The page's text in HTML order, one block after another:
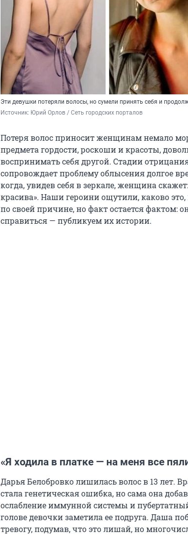
Эти девушки потеряли волосы, но сумели принять себя и
Источник: Юрий Орлов / Сеть городских порталов
Потеря волос приносит женщинам немало
предмета гордости, роскоши и красоты,
воспринимать себя другой. Стадии
сопровождает проблему облысения долгое
когда, увидев себя в зеркале, женщина
красива». Наши героини ощутили, каково
по своей причине, но факт остается фактом:
справиться — публикуем их истории.
«Я ходила в платке — на меня все
Дарья Белобровко лишилась волос в 13 лет.
стала генетическая ошибка, но сама она
ослабление иммунной системы и
голове девочки заметила ее подруга. Даша
тревогу, подумав, что это лишай, но